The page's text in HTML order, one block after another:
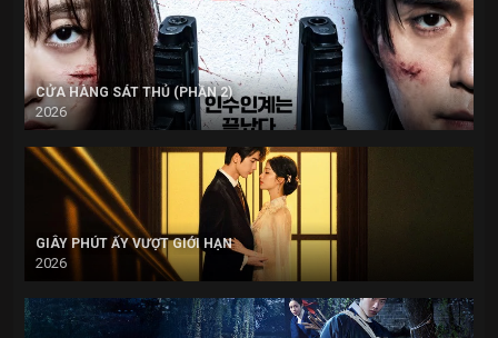
CỬA HÀNG SÁT THỦ (PHẦN 2)
2026
GIÂY PHÚT ẤY VƯỢT GIỚI HẠN
2026